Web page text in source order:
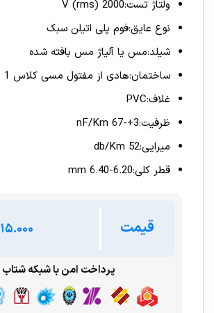
ولتاژ تست:V (rms) 2000
نوع عایق:فوم پلی اتیلن سبک
شیلد:مس یا آلیاژ مس بافته شده
ساختمان:هادی از مفتول مسی کلاس 1
غلاف:PVC
ظرفیت:3+-67 nF/Km
میرایی:52 db/Km
قطر کلی:6.20-6.40 mm
قیمت
پرداخت امن با شبکه شتاب